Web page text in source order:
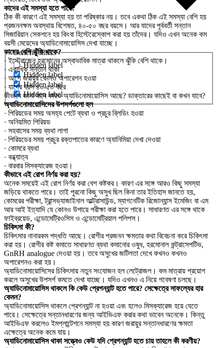
Generic filters
Hidden label
Hidden label
Hidden label
Hidden label
কাদের এই সমস্যা হতে পারে?
ঠিক কী কারণে এই সমস্যা হয় তা পরিষ্কার নয়। তবে একথা ঠিক এই সমস্যা বেশি হয়
প্রজননক্ষম অবস্থায় বিশেষত, ৪০-৫০ বছর বয়সে। আর যাদের পূর্ববর্তী সন্তান
সিজারিয়ান সেকশনে হয় কিংবা হিস্টেরেস্কোপ করা হয় তাঁদের। যদিও এখন অনেক কম
বয়সী মেয়েদের অ্যাডিনোমায়োসিস দেখা যাচ্ছে।
কাদের বেশি ঝুঁকি থাকে?
· ইস্ট্রোজেন হরমোনের অস্বাভাবিক মাত্রা থাকলে ঝুঁকি বেশি থাকে।
· একাধিক সন্তান থাকা
· আগে জরায়ুর কোনও অপারেশন হওয়া
· যাদের বয়স ৪০-৫০ বছর
কীভাবে জানা যাবে কারও অ্যাডিনোমায়োসিস আছে? ডাক্তারের কাছেই বা কখন যাবে?
অ্যাডিনোমায়োসিসের উপসর্গগুলো হল
· পিরিয়ডের সময় অসহ্য পেটে ব্যথা ও প্রচুর ব্লিডিং হওয়া
· অনিয়মিত পিরিয়ড
· সহবাসের সময় ব্যথা লাগা
· পিরিয়ডের সময় প্রচুর রক্তপাতের কারণে অ্যানিমিয়া দেখা দেওয়া
· কোমরে ব্যথা
· বন্ধ্যাত্ব
· বারবার মিসক্যারেজ হওয়া।
কীভাবে এই রোগ নির্ণয় করা হয়?
অনেক সময়েই এই রোগ নির্ণয় করা বেশ কষ্টকর। কারণ এর সঙ্গে আরও কিছু সমস্যা
জড়িয়ে থাকতে পারে। তাই পুরনো কিছু অসুখ ছিল কিনা তার ইতিহাস জানতে হয়,
কোমরের পরীক্ষা, ট্রান্সভ্যাজাইনাল আল্ট্রাসাউন্ড, ম্যাগনেটিক রিজোন্যান্স ইমেজিং বা এম
আর আই ইত্যাদি যে কোনও উপায়ে পরীক্ষা করা হতে পারে। সাধারণত এর সঙ্গে থাকে
ফাইব্রয়েড, এন্ডোমেট্রিওসিস ও এন্ডোমেট্রিয়াল পলিপস।
চিকিৎসা কী?
চিকিৎসার নানারকম পদ্ধতি আছে। রোগীর প্রজনন ক্ষমতার কথা বিবেচনা করে চিকিৎসা
করা হয়। রোগীর কষ্ট কমাতে সাধারণত ব্যথা কমানোর ওষুধ, হরমোনাল কন্ট্রাসেপটিভ,
GnRH analogue দেওয়া হয়। তবে অসুখের জটিলতা দেখে কখনও কখনও
অপারেশনও করা হয়।
অ্যাডিনোমায়োসিসের চিকিৎসায় নতুন সংযোজন হল লেট্রোজল। কম মাত্রায় প্রয়োগ
করলে অসুখের উপসর্গ কমতে দেখা যাচ্ছে। যদিও এখনও এ নিয়ে গবেষণা চলছে।
অ্যাডিনোমায়োসিস থাকলে কি কেউ প্রেগন্যান্ট হতে পারে? সেক্ষেত্রে সাফল্যের হার
কেমন?
অ্যাডিনোমায়োসিস থাকলে প্রেগন্যান্ট না হওয়া এবং হলেও মিসক্যারেজ হয়ে যেতে
পারে। সেক্ষেত্রে সন্তানধারণের জন্য আইভিএফ করার কথা ভাবেন অনেকে। কিন্তু
আইভিএফ করলেও ইমপ্লান্টেশনে সমস্যা হয় কারণ জরায়ুর সন্তানধারণের ক্ষমতা
এক্ষেত্রে অনেক কমে যায়।
অ্যাডিনোমায়োসিস থাকা সত্ত্বেও কেউ যদি প্রেগন্যান্ট হতে চায় তাহলে কী করণীয়?